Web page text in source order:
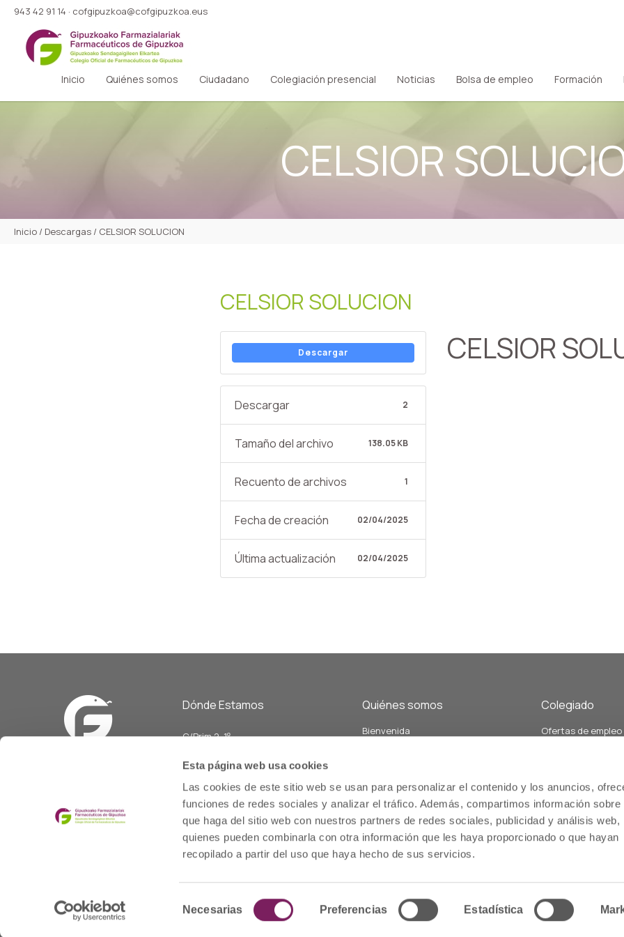
Esta página web usa cookies
Las cookies de este sitio web se usan para personalizar el contenido y los anuncios,
funciones de redes sociales y analizar el tráfico. Además, compartimos información sobre
que haga del sitio web con nuestros partners de redes sociales, publicidad y análisis web,
quienes pueden combinarla con otra información que les haya proporcionado o que hayan
recopilado a partir del uso que haya hecho de sus servicios.
de
Necesarias Preferencias Estadística
943 42 91 14 · cofgipuzkoa@cofgipuzkoa.eus
Inicio Quiénes somos Ciudadano Colegiación presencial Noticias Bolsa de empleo Formación
CELSIOR
Inicio / Descargas / CELSIOR SOLUCION
CELSIOR SOLUCION
Descargar
Descargar 2
Tamaño del archivo 138.05 KB
Recuento de archivos 1
Fecha de creación 02/04/2025
Última actualización 02/04/2025
CELSIOR
Dónde Estamos
C/Prim 2, 1º
Horario L-V
08:00 a 14:00
cofgipuzkoa@cofgipuzkoa.eus
Quiénes somos
Bienvenida
Estatutos
Memoria
Colegiado
Ofertas de empleo
Servicios
salud comunitaria
Servicios de
farmacéutica
© 2020 cofgipuzkoa.eus Inicio